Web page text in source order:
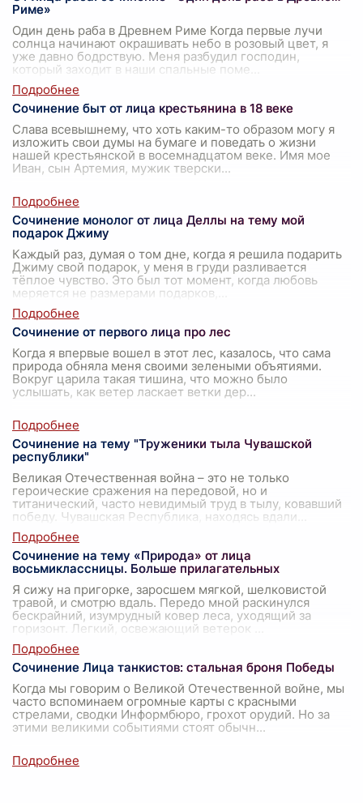
Риме»
Один день раба в Древнем Риме Когда первые лучи
солнца начинают окрашивать небо в розовый цвет, я
уже давно бодрствую. Меня разбудил господин,
который заходит в наши спальные поме
Сочинение быт от лица крестьянина в 18 веке
Слава всевышнему, что хоть каким-то образом могу я
изложить свои думы на бумаге и поведать о жизни
нашей крестьянской в восемнадцатом веке. Имя мое
Иван, сын Артемия, мужик тверски...
Сочинение монолог от лица Деллы на тему мой
подарок Джиму
Каждый раз, думая о том дне, когда я решила подарить
Джиму свой подарок, у меня в груди разливается
тёплое чувство. Это был тот момент, когда любовь
меряется не размерами подарков,
Сочинение от первого лица про лес
Когда я впервые вошел в этот лес, казалось, что сама
природа обняла меня своими зелеными объятиями.
Вокруг царила такая тишина, что можно было
услышать, как ветер ласкает ветки дер...
Сочинение на тему "Труженики тыла Чувашской
республики"
Великая Отечественная война – это не только
героические сражения на передовой, но и
титанический, часто невидимый труд в тылу, ковавший
победу. Чувашская Республика, находясь вдали
Сочинение на тему «Природа» от лица
восьмиклассницы. Больше прилагательных
Я сижу на пригорке, заросшем мягкой, шелковистой
травой, и смотрю вдаль. Передо мной раскинулся
бескрайний, изумрудный ковер леса, уходящий за
горизонт. Легкий, освежающий ветерок
Сочинение Лица танкистов: стальная броня Победы
Когда мы говорим о Великой Отечественной войне, мы
часто вспоминаем огромные карты с красными
стрелами, сводки Информбюро, грохот орудий. Но за
этими великими событиями стоят обычн...